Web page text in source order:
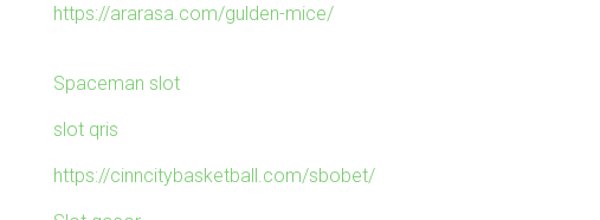
https://ararasa.com/gulden-mice/
Spaceman slot
slot qris
https://cinncitybasketball.com/sbobet/